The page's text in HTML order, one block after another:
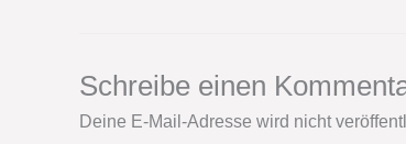
Schreibe einen
Deine E-Mail-Adresse wird nicht